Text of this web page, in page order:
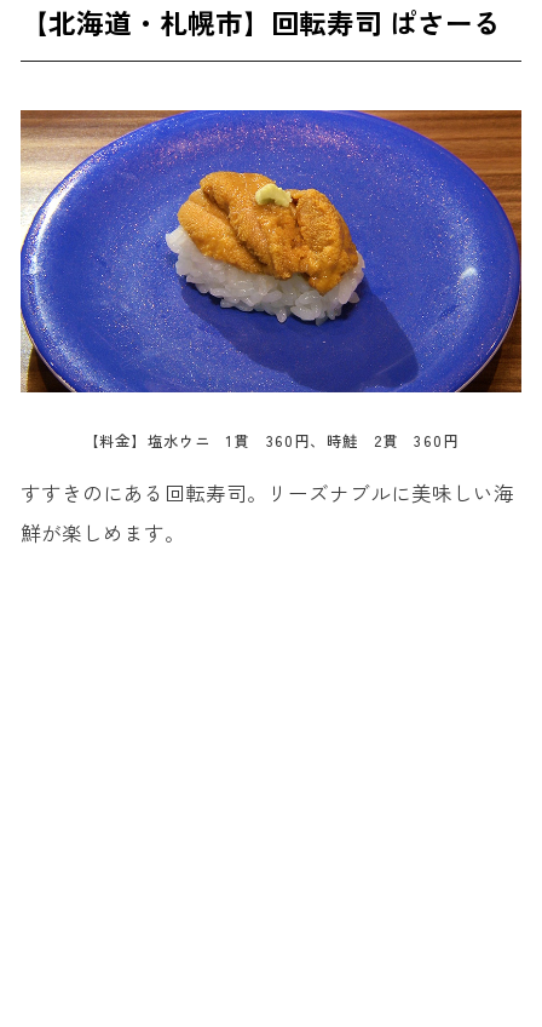
【北海道・札幌市】回転寿司 ぱさーる
【料金】塩水ウニ 1貫 360円、時鮭 2貫 360円
すすきのにある回転寿司。リーズナブルに美味しい海
鮮が楽しめます。